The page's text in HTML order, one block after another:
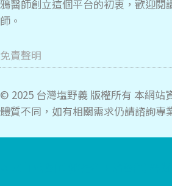
鴉醫師創立這個平台的初衷，歡迎閱
師 。
免責聲明
© 2025 台灣塩野義 版權所有 本網站
體質不同，如有相關需求仍請諮詢專